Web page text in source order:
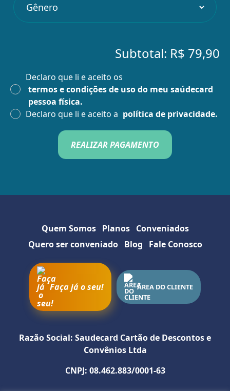
Subtotal: R$ 79,90
Declaro que li e aceito os
termos e condições de uso do meu saúdecard
pessoa física.
Declaro que li e aceito a política de privacidade.
REALIZAR PAGAMENTO
Quem Somos Planos
Conveniados
Quero ser conveniado
Blog Fale Conosco
Faça já o seu! ÁREA DO CLIENTE
Razão Social: Saudecard Cartão de Descontos e
Convênios Ltda
CNPJ: 08.462.883/0001-63